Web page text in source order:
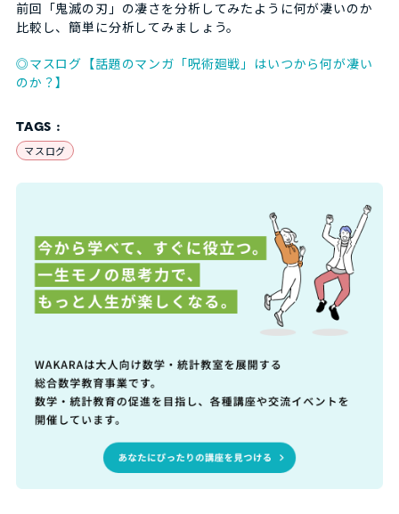
前回「鬼滅の刃」の凄さを分析してみたように何が凄いのか
比較し、簡単に分析してみましょう。
◎マスログ【話題のマンガ「呪術廻戦」はいつから何が凄い
のか？】
TAGS :
マスログ